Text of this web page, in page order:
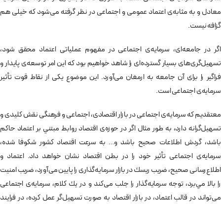
معادل و به مثابه‌ی اعتماد عمومی و اجتماعی در نظر گرفته می‌شود كه خيلی هم
گزافه نيست.
اگر در جامعه‌‌ای، سرمايه‌ی اجتماعی در مفهوم عملياتی اعتماد محقق شود،
تسهيل‌گری‌های بسيار گسترده‌ای را شاهد خواهيم بود كه اين امر توسعه‌ی پايدار و
فراگير را برای آن جامعه به ارمغان می‌آورد. اين موضوع يكی از نقاط قوت تأثير
سرمايه‌ی اجتماعی است.
معتقديم كه سرمايه‌ی اجتماعی در بازار اقتصادی، اجتماعی و فرهنگی نقش كليدی و
تسهيل‌گرانه دارد، به طور مثال اگر در حوزه‌ی اقتصاد روابط مبتني بر اعتماد حاكم
باشد، گردش اطلاعات صحيح باشد و… به سرعت اقتصاد كشور شكوفا شده،
سرمايه‌ی اجتماعی تأثير خود را در بطن اقتصاد نشان خواهد داد. اعتماد و
اطلاع‌رسانی صحيح، ضريب ريسك در بازار سرمايه‌گذاری را پايين می‌آورد، ضريب امنيت
را بالا مي‌برد، توجه سرمايه‌گذار را جلب می‌كند و در يك كلام، سرمايه‌ی اجتماعی
می‌تواند در قالب اعتماد، در بازار اقتصاد به صورت تسهيل‌گر عمل كرده، در فرايند